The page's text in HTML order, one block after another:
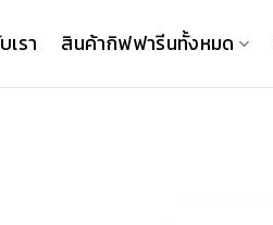
เรา สินค้ากิฟฟารีนทั้งหมด